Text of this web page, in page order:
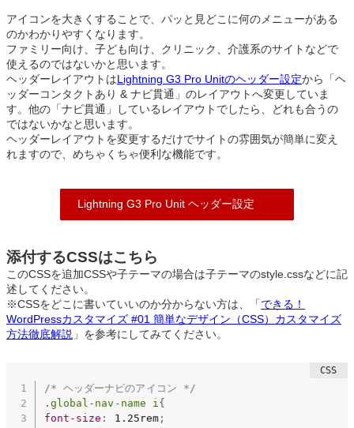
アイコンを大きくすることで、パッと見どこに何のメニューがある
のかわかりやすくなります。
ファミリー向け、子ども向け、クリニック、介護系のサイトなどで
使えるのではないかと思います。
ヘッダーレイアウトはLightning G3 Pro Unitのヘッダー設定から「ヘ
ッダーコンタクトあり & ナビ貫通」のレイアウトへ変更していま
す。他の「ナビ貫通」しているレイアウトでしたら、どれも合うの
ではないかなと思います。
ヘッダーレイアウトを変更するだけでサイトの雰囲気が簡単に変え
れますので、めちゃくちゃ便利な機能です。
Lightning G3 Pro Unit ヘッダー設定
添付するCSSはこちら
このCSSを追加CSSや子テーマの場合は子テーマのstyle.cssなどに記
述してください。
※CSSをどこに書いていいのか分からない方は、「できる！
WordPressカスタマイズ #01 簡単なデザイン（CSS）カスタマイズ
方法徹底解説 」を参考にしてみてください。
/* ヘッダーナビのアイコン */
.global-nav-name i {
font-size : 1.25rem ;